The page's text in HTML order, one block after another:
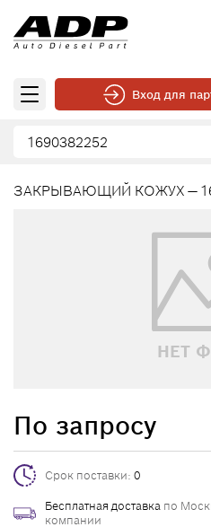
Вход для
ЗАКРЫВАЮЩИЙ КОЖУХ —
НЕТ
По запросу
Срок поставки: 0
Бесплатная доставка по
компании